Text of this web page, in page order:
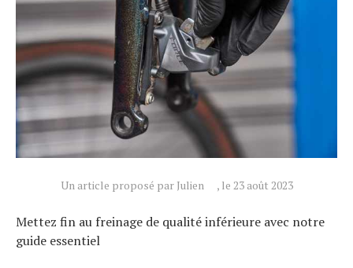
Un article proposé par Julien , le 23 août 2023
Mettez fin au freinage de qualité inférieure avec notre
guide essentiel